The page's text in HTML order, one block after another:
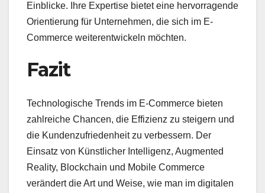
Einblicke. Ihre Expertise bietet eine hervorragende
Orientierung für Unternehmen, die sich im E-
Commerce weiterentwickeln möchten.
Fazit
Technologische Trends im E-Commerce bieten
zahlreiche Chancen, die Effizienz zu steigern und
die Kundenzufriedenheit zu verbessern. Der
Einsatz von Künstlicher Intelligenz, Augmented
Reality, Blockchain und Mobile Commerce
verändert die Art und Weise, wie man im digitalen